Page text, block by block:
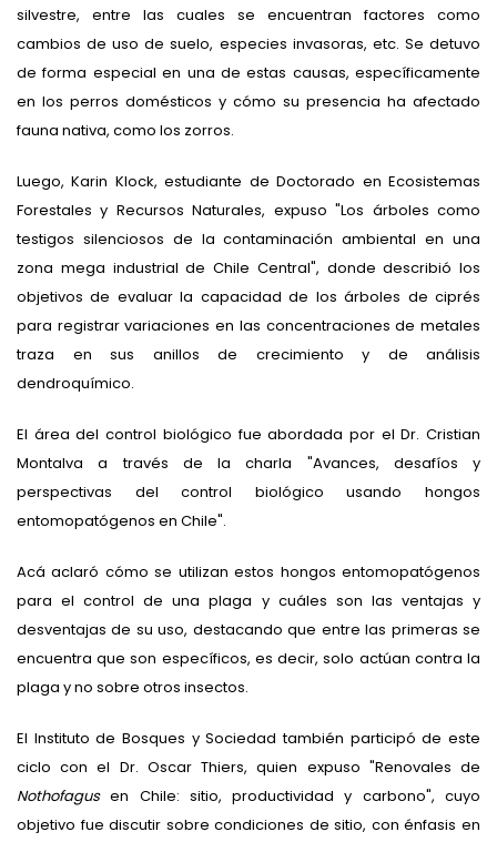
silvestre, entre las cuales se encuentran factores como
cambios de uso de suelo, especies invasoras, etc. Se detuvo
de forma especial en una de estas causas, específicamente
en los perros domésticos y cómo su presencia ha afectado
fauna nativa, como los zorros.
Luego, Karin Klock, estudiante de Doctorado en Ecosistemas
Forestales y Recursos Naturales, expuso "Los árboles como
testigos silenciosos de la contaminación ambiental en una
zona mega industrial de Chile Central", donde describió los
objetivos de evaluar la capacidad de los árboles de ciprés
para registrar variaciones en las concentraciones de metales
traza en sus anillos de crecimiento y de análisis
dendroquímico.
El área del control biológico fue abordada por el Dr. Cristian
Montalva a través de la charla "Avances, desafíos y
perspectivas del control biológico usando hongos
entomopatógenos en Chile".
Acá aclaró cómo se utilizan estos hongos entomopatógenos
para el control de una plaga y cuáles son las ventajas y
desventajas de su uso, destacando que entre las primeras se
encuentra que son específicos, es decir, solo actúan contra la
plaga y no sobre otros insectos.
El Instituto de Bosques y Sociedad también participó de este
ciclo con el Dr. Oscar Thiers, quien expuso "Renovales de
Nothofagusen Chile: sitio, productividad y carbono", cuyo
objetivo fue discutir sobre condiciones de sitio, con énfasis en